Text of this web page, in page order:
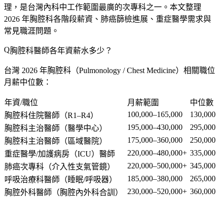
理，是台灣內科中工作範圍最廣的次專科之一。本文整理
2026 年胸腔科各階段薪資、肺癌篩檢進展、重症醫學需求與
常見職涯問題。
胸腔科醫師各年資薪水多少？
台灣 2026 年胸腔科（Pulmonology / Chest Medicine）相關職位
月薪中位數：
年資/職位 月薪範圍
中位數
胸腔科住院醫師（R1–R4）
100,000–165,000
130,000
胸腔科主治醫師（醫學中心）
195,000–430,000
295,000
胸腔科主治醫師（區域醫院）
175,000–360,000
250,000
重症醫學/加護病房（ICU）醫師
220,000–480,000+ 335,000
肺癌次專科（介入性支氣管鏡）
220,000–500,000+ 345,000
呼吸治療科醫師（睡眠/呼吸器）
185,000–380,000
265,000
胸腔外科醫師（胸腔內外科合訓）
230,000–520,000+ 360,000